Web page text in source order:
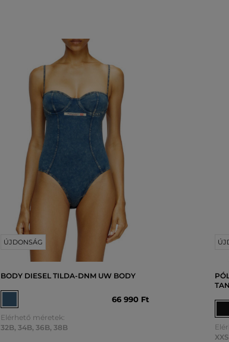
ÚJDONSÁG
BODY DIESEL TILDA-DNM UW BODY
66 990 Ft
Elérhető méretek:
32B, 34B, 36B, 38B
XXS